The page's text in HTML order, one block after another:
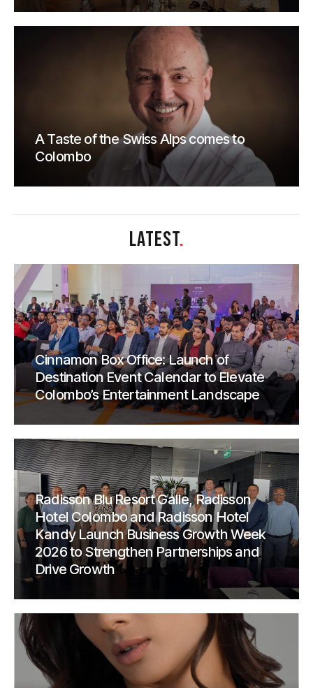
A Taste of the Swiss Alps comes to
Colombo
LATEST.
Cinnamon Box Office: Launch of
Destination Event Calendar to Elevate
Colombo’s Entertainment Landscape
Radisson Blu Resort Galle, Radisson
Hotel Colombo and Radisson Hotel
Kandy Launch Business Growth Week
2026 to Strengthen Partnerships and
Drive Growth